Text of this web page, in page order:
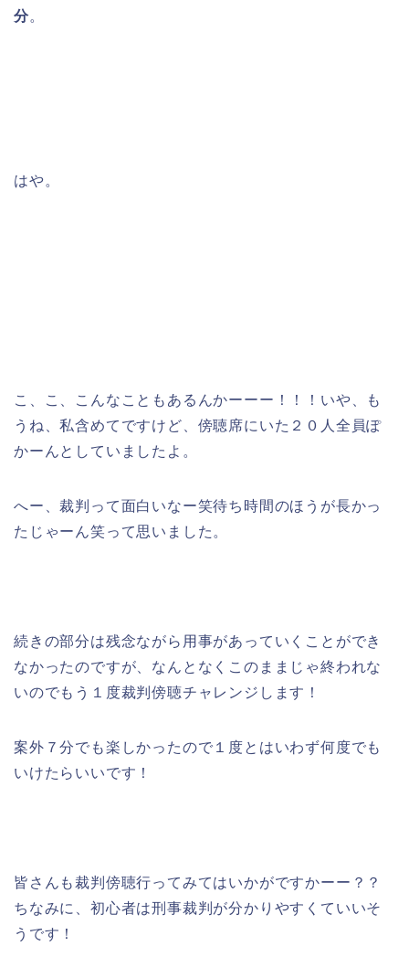
分。
はや。
こ、こ、こんなこともあるんかーーー！！！いや、も
うね、私含めてですけど、傍聴席にいた２０人全員ぽ
かーんとしていましたよ。
へー、裁判って面白いなー笑待ち時間のほうが長かっ
たじゃーん笑って思いました。
続きの部分は残念ながら用事があっていくことができ
なかったのですが、なんとなくこのままじゃ終われな
いのでもう１度裁判傍聴チャレンジします！
案外７分でも楽しかったので１度とはいわず何度でも
いけたらいいです！
皆さんも裁判傍聴行ってみてはいかがですかーー？？
ちなみに、初心者は刑事裁判が分かりやすくていいそ
うです！